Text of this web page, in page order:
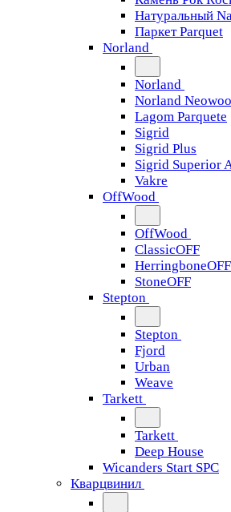
Натуральный
Паркет Parquet
Norland
Norland
Norland
Lagom Parquete
Sigrid
Sigrid Plus
Sigrid Superior
Vakre
OffWood
OffWood
ClassicOFF
HerringboneOFF
StoneOFF
Stepton
Stepton
Fjord
Urban
Weave
Tarkett
Tarkett
Deep House
Wicanders Start SPC
Кварцвинил